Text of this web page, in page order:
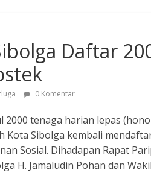
Daftar
0 Komentar
2000 tenaga harian lepas
Kota Sibolga kembali
Sosial. Dihadapan Rapat
H. Jamaludin Pohan dan